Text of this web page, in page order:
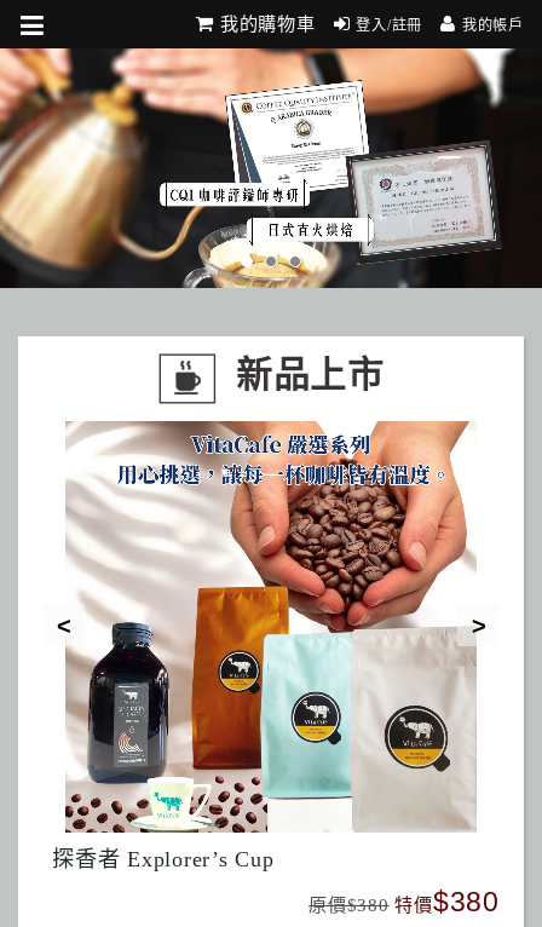
我的購物車 登入/註冊 我的帳戶
新品上市
酒香咖啡： 薩爾瓦多米蘭莊園/厭氧日曬
原價$550 特價$500